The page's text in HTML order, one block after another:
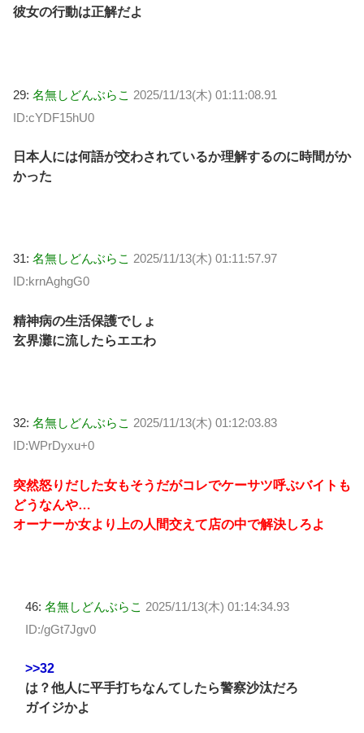
彼女の行動は正解だよ
29: 名無しどんぶらこ 2025/11/13(木) 01:11:08.91
ID:cYDF15hU0
日本人には何語が交わされているか理解するのに時間がか
かった
31: 名無しどんぶらこ 2025/11/13(木) 01:11:57.97
ID:krnAghgG0
精神病の生活保護でしょ
玄界灘に流したらエエわ
32: 名無しどんぶらこ 2025/11/13(木) 01:12:03.83
ID:WPrDyxu+0
突然怒りだした女もそうだがコレでケーサツ呼ぶバイトも
どうなんや…
オーナーか女より上の人間交えて店の中で解決しろよ
46: 名無しどんぶらこ 2025/11/13(木) 01:14:34.93
ID:/gGt7Jgv0
>>32
は？他人に平手打ちなんてしたら警察沙汰だろ
ガイジかよ